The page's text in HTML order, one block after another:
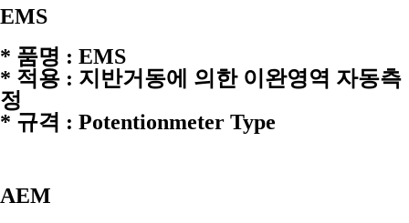
EMS
* 품명 : EMS
* 적용 : 지반거동에 의한 이완영역 자동측
정
* 규격 : Potentionmeter Type
AEM